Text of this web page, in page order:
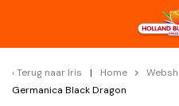
Terug naar Iris Home
Germanica Black Dragon